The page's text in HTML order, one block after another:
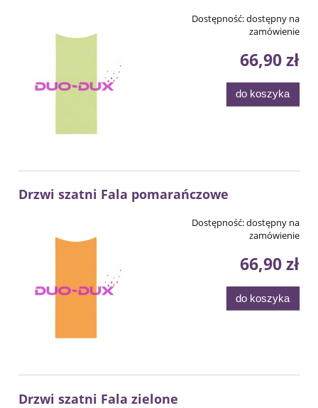
Dostępność:dostępny na
zamówienie
66,90 zł
do koszyka
Drzwi szatni Fala pomarańczowe
Dostępność:dostępny na
zamówienie
66,90 zł
do koszyka
Drzwi szatni Fala zielone